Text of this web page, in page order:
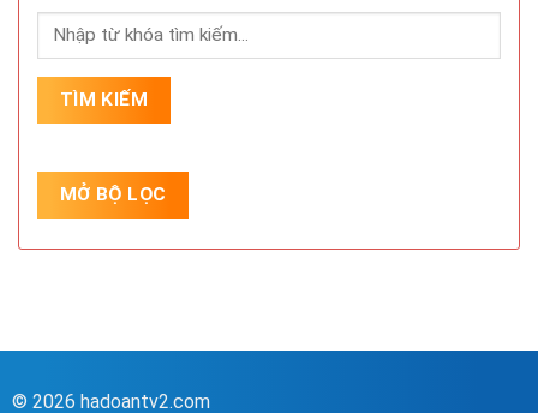
© 2026 hadoantv2.com